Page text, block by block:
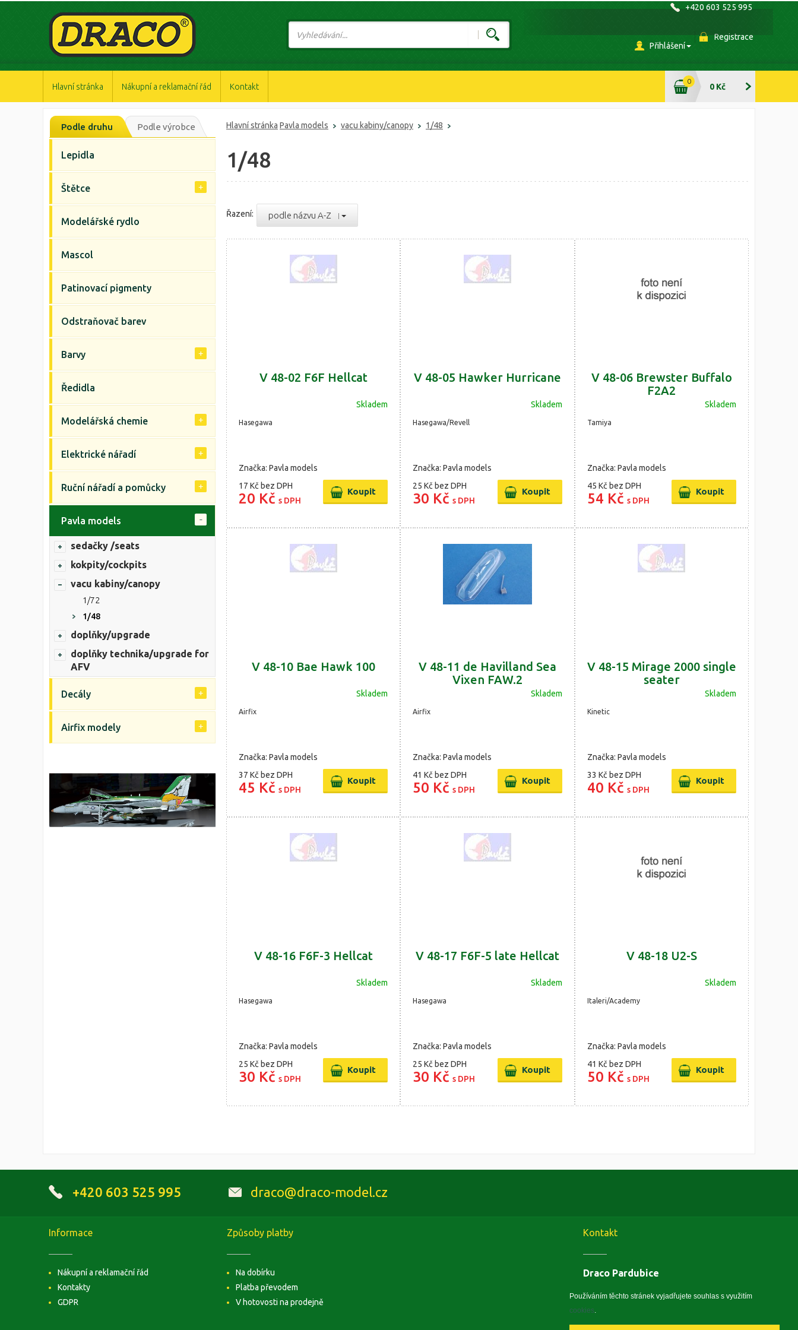
Používáním těchto stránek vyjadřujete souhlas s využitím
cookies
+420 603 525 995
Přihlášení
Registrace
Hlavní stránka Nákupní a reklamační řád Kontakt
0
0 Kč
Hlavní stránka Pavla models vacu kabiny/canopy 1/48
1/48
Řazení: podle názvu A-Z
V 48-02 F6F Hellcat
Skladem
Hasegawa
Značka: Pavla models
17 Kč bez DPH
20 Kč s DPH
V 48-05 Hawker Hurricane
Skladem
Hasegawa/Revell
Značka: Pavla models
25 Kč bez DPH
30 Kčs DPH
V 48-06 Brewster Buffalo
F2A2
Skladem
Tamiya
Značka: Pavla models
45 Kč bez DPH
54 Kč s DPH
V 48-10 Bae Hawk 100
Skladem
Airfix
Značka: Pavla models
37 Kč bez DPH
45 Kč s DPH
V 48-11 de Havilland Sea
Vixen FAW.2
Skladem
Airfix
Značka: Pavla models
41 Kč bez DPH
50 Kčs DPH
V 48-15 Mirage 2000 single
seater
Skladem
Kinetic
Značka: Pavla models
33 Kč bez DPH
40 Kč s DPH
V 48-16 F6F-3 Hellcat
Skladem
Hasegawa
Značka: Pavla models
25 Kč bez DPH
30 Kč s DPH
V 48-17 F6F-5 late Hellcat
Skladem
Hasegawa
Značka: Pavla models
25 Kč bez DPH
30 Kčs DPH
V 48-18 U2-S
Skladem
Italeri/Academy
Značka: Pavla models
41 Kč bez DPH
50 Kč s DPH
Podle druhu Podle výrobce
Lepidla
Štětce
Modelářské rydlo
Mascol
Patinovací pigmenty
Odstraňovač barev
Barvy
Ředidla
Modelářská chemie
Elektrické nářadí
Ruční nářadí a pomůcky
Pavla models
sedačky /seats
kokpity/cockpits
vacu kabiny/canopy
1/72
1/48
doplňky/upgrade
doplňky technika/upgrade for
AFV
Decály
Airfix modely
+420 603 525 995 draco@draco-model.cz
Informace
Nákupní a reklamační řád
Kontakty
GDPR
Způsoby platby
Na dobírku
Platba převodem
V hotovosti na prodejně
Kontakt
Draco Pardubice
Zobrazit na mapě